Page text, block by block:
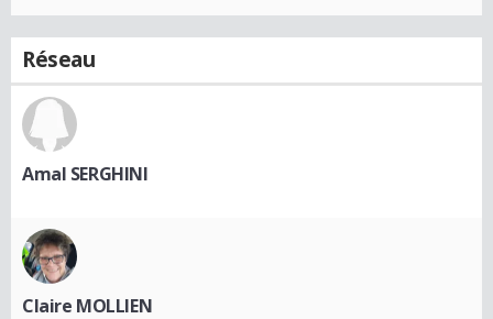
Réseau
Amal SERGHINI
Claire MOLLIEN